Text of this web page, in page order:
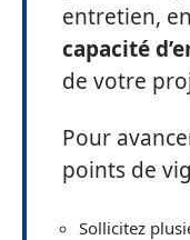
entretien,
capacité
de votre
Pour
points de
Sollicitez